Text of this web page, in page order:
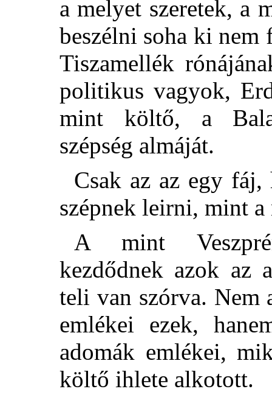
a melyet szeretek, a
beszélni soha ki nem
Tiszamellék
politikus vagyok,
mint költő, a
szépség almáját.
Csak az az egy
szépnek leirni, mint
A mint
kezdődnek azok az
teli van szórva. Nem
emlékei ezek,
adomák emlékei,
költő ihlete alkotott.